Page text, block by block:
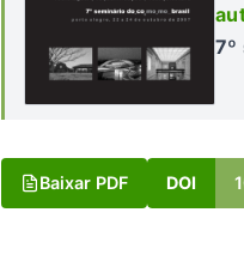
7º
Baixar PDF DOI